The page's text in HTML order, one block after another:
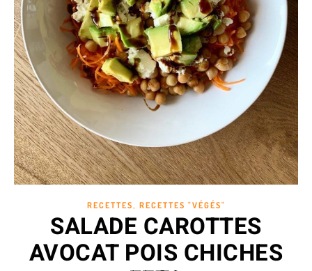
RECETTES , RECETTES "VÉGÉS"
SALADE CAROTTES
AVOCAT POIS CHICHES